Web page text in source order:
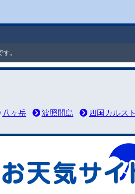
。
八ヶ岳 波照間島 四国カルスト